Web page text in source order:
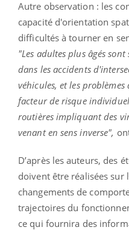
Autre observation : les
capacité d'orientation
difficultés à tourner en
"Les adultes plus âgés
dans les accidents
véhicules, et les
facteur de risque
routières impliquant des
venant en sens inverse",
D’après les auteurs, des
doivent être réalisées sur
changements de
trajectoires du
ce qui fournira des